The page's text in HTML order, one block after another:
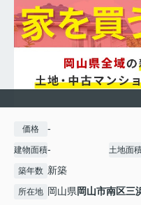
価格 -
建物面積- 土地面
築年数 新築
所在地 岡山県岡山市南区三